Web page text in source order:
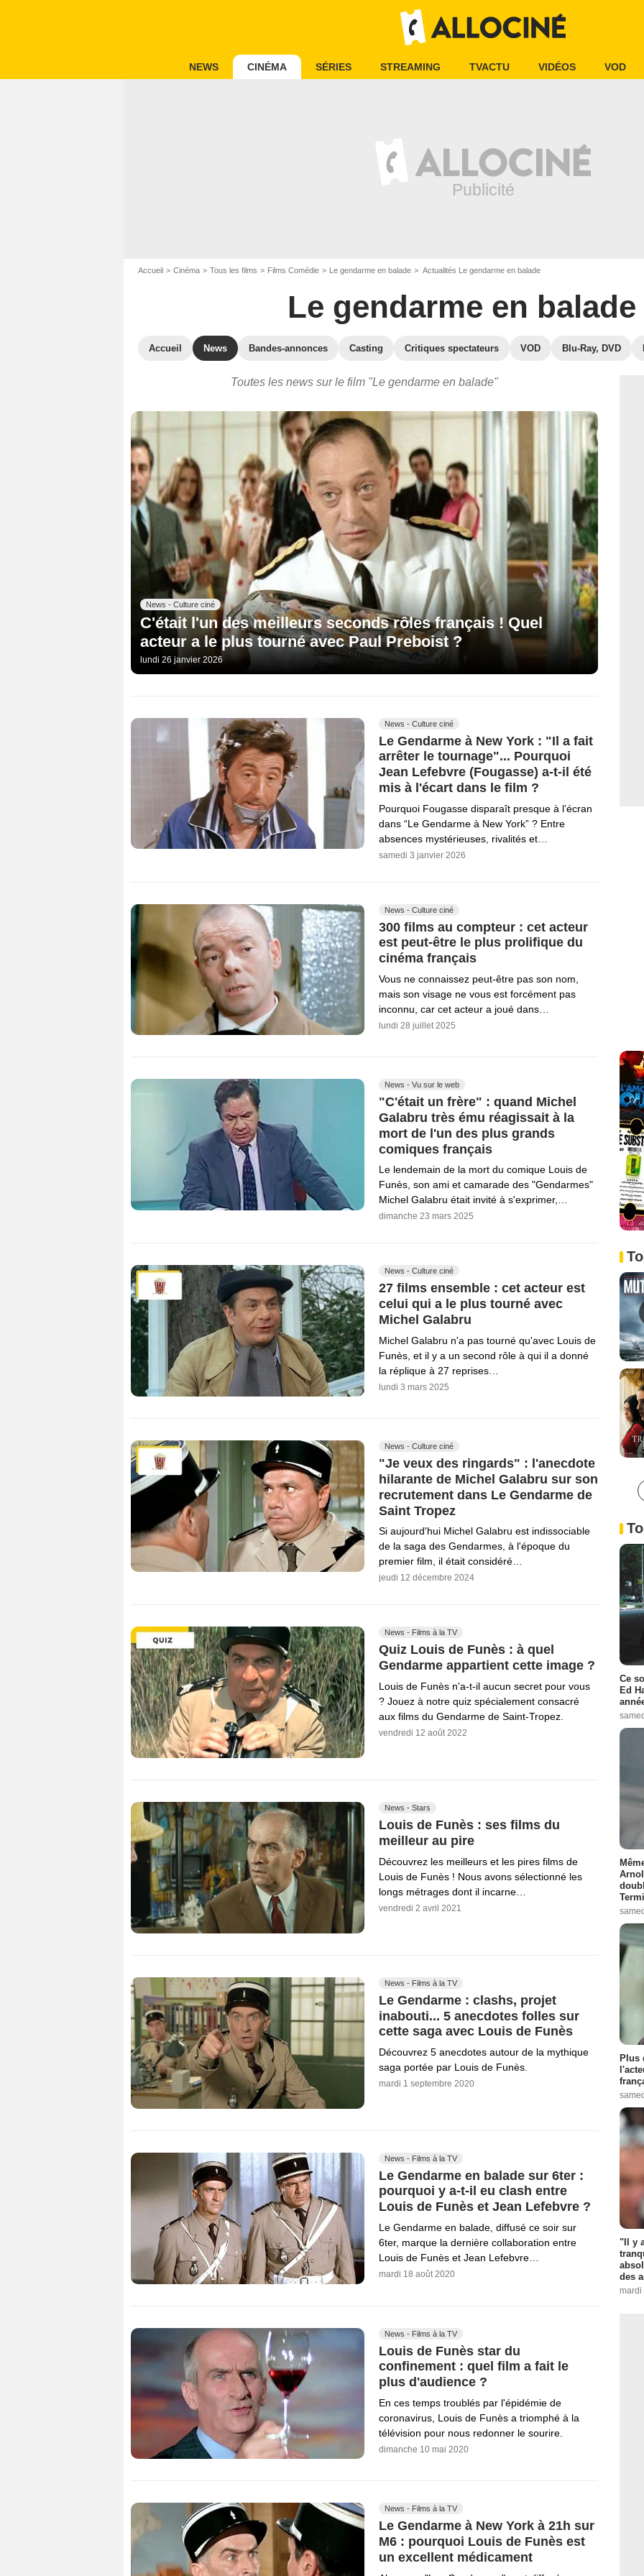
NEWS CINÉMA SÉRIES STREAMING TVACTU VIDÉOS VOD
Accueil Cinéma Tous les films Films Comédie Le gendarme en balade Actualités Le gendarme en balade
Le gendarme en balade
Accueil News Bandes-annonces Casting Critiques spectateurs VOD Blu-Ray, DVD
Toutes les news sur le film "Le gendarme en balade"
News - Culture ciné
C'était l'un des meilleurs seconds rôles français ! Quel
acteur a le plus tourné avec Paul Preboist ?
lundi 26 janvier 2026
News - Culture ciné
Le Gendarme à New York : "Il a fait
arrêter le tournage"... Pourquoi
Jean Lefebvre (Fougasse) a-t-il été
mis à l'écart dans le film ?
Pourquoi Fougasse disparaît presque à l’écran
dans “Le Gendarme à New York” ? Entre
absences mystérieuses, rivalités et…
samedi 3 janvier 2026
News - Culture ciné
300 films au compteur : cet acteur
est peut-être le plus prolifique du
cinéma français
Vous ne connaissez peut-être pas son nom,
mais son visage ne vous est forcément pas
inconnu, car cet acteur a joué dans…
lundi 28 juillet 2025
News - Vu sur le web
"C'était un frère" : quand Michel
Galabru très ému réagissait à la
mort de l'un des plus grands
comiques français
Le lendemain de la mort du comique Louis de
Funès, son ami et camarade des "Gendarmes"
Michel Galabru était invité à s'exprimer,…
dimanche 23 mars 2025
News - Culture ciné
27 films ensemble : cet acteur est
celui qui a le plus tourné avec
Michel Galabru
Michel Galabru n'a pas tourné qu'avec Louis de
Funès, et il y a un second rôle à qui il a donné
la réplique à 27 reprises…
lundi 3 mars 2025
News - Culture ciné
"Je veux des ringards" : l'anecdote
hilarante de Michel Galabru sur son
recrutement dans Le Gendarme de
Saint Tropez
Si aujourd'hui Michel Galabru est indissociable
de la saga des Gendarmes, à l'époque du
premier film, il était considéré…
jeudi 12 décembre 2024
News - Films à la TV
Quiz Louis de Funès : à quel
Gendarme appartient cette image ?
Louis de Funès n'a-t-il aucun secret pour vous
? Jouez à notre quiz spécialement consacré
aux films du Gendarme de Saint-Tropez.
vendredi 12 août 2022
News - Stars
Louis de Funès : ses films du
meilleur au pire
Découvrez les meilleurs et les pires films de
Louis de Funès ! Nous avons sélectionné les
longs métrages dont il incarne…
vendredi 2 avril 2021
News - Films à la TV
Le Gendarme : clashs, projet
inabouti... 5 anecdotes folles sur
cette saga avec Louis de Funès
Découvrez 5 anecdotes autour de la mythique
saga portée par Louis de Funès.
mardi 1 septembre 2020
News - Films à la TV
Le Gendarme en balade sur 6ter :
pourquoi y a-t-il eu clash entre
Louis de Funès et Jean Lefebvre ?
Le Gendarme en balade, diffusé ce soir sur
6ter, marque la dernière collaboration entre
Louis de Funès et Jean Lefebvre…
mardi 18 août 2020
News - Films à la TV
Louis de Funès star du
confinement : quel film a fait le
plus d'audience ?
En ces temps troublés par l'épidémie de
coronavirus, Louis de Funès a triomphé à la
télévision pour nous redonner le sourire.
dimanche 10 mai 2020
News - Films à la TV
Le Gendarme à New York à 21h sur
M6 : pourquoi Louis de Funès est
un excellent médicament
Ce
Ed
Plus
"Il y
des
mardi